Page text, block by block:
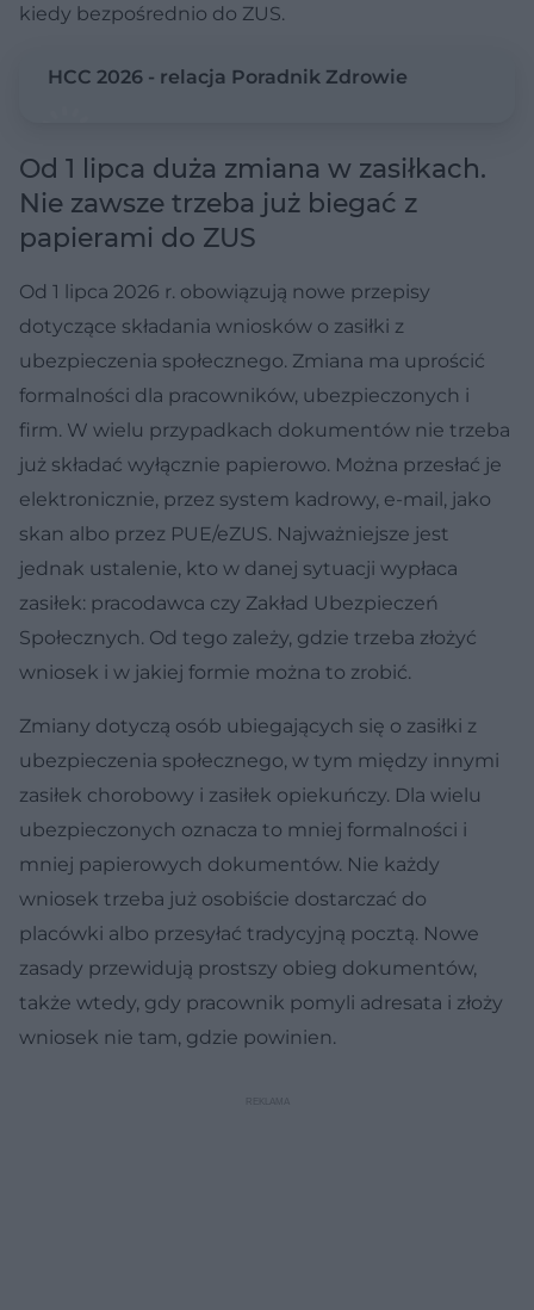
kiedy bezpośrednio do ZUS.
HCC 2026 - relacja Poradnik Zdrowie
Od 1 lipca duża zmiana w zasiłkach.
Nie zawsze trzeba już biegać z
papierami do ZUS
Od 1 lipca 2026 r. obowiązują nowe przepisy
dotyczące składania wniosków o zasiłki z
ubezpieczenia społecznego. Zmiana ma uprościć
formalności dla pracowników, ubezpieczonych i
firm. W wielu przypadkach dokumentów nie trzeba
już składać wyłącznie papierowo. Można przesłać je
elektronicznie, przez system kadrowy, e-mail, jako
skan albo przez PUE/eZUS. Najważniejsze jest
jednak ustalenie, kto w danej sytuacji wypłaca
zasiłek: pracodawca czy Zakład Ubezpieczeń
Społecznych. Od tego zależy, gdzie trzeba złożyć
wniosek i w jakiej formie można to zrobić.
Zmiany dotyczą osób ubiegających się o zasiłki z
ubezpieczenia społecznego, w tym między innymi
zasiłek chorobowy i zasiłek opiekuńczy. Dla wielu
ubezpieczonych oznacza to mniej formalności i
mniej papierowych dokumentów. Nie każdy
wniosek trzeba już osobiście dostarczać do
placówki albo przesyłać tradycyjną pocztą. Nowe
zasady przewidują prostszy obieg dokumentów,
także wtedy, gdy pracownik pomyli adresata i złoży
wniosek nie tam, gdzie powinien.